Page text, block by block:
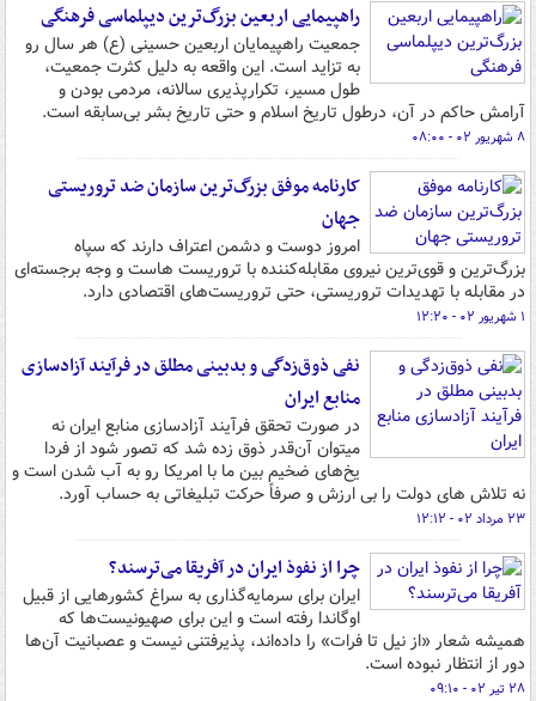
راهپیمایی اربعین بزرگ‌ترین دیپلماسی فرهنگی
جمعیت راهپیمایان اربعین حسینی (ع) هر سال رو
به تزاید است. این واقعه به دلیل کثرت جمعیت،
طول مسیر، تکرارپذیری سالانه، مردمی بودن و
آرامش حاکم در آن، درطول تاریخ اسلام و حتی تاریخ بشر بی‌سابقه است.
۸ شهریور ۰۲ - ۰۸:۰۰
کارنامه موفق بزرگ‌ترین سازمان ضد تروریستی
جهان
امروز دوست و دشمن اعتراف دارند که سپاه
بزرگ‌ترین و قوی‌ترین نیروی مقابله‌کننده با تروریست هاست و وجه برجسته‌ای
در مقابله با تهدیدات تروریستی، حتی تروریست‌های اقتصادی دارد.
۱ شهریور ۰۲ - ۱۲:۲۰
نفی ذوق‌زدگی و بدبینی مطلق در فرآیند آزادسازی
منابع ایران
در صورت تحقق فرآیند آزادسازی منابع ایران نه
میتوان آن‌قدر ذوق زده شد که تصور شود از فردا
یخ‌های ضخیم بین ما با امریکا رو به آب شدن است و
نه تلاش های دولت را بی ارزش و صرفاً حرکت تبلیغاتی به حساب آورد.
۲۳ مرداد ۰۲ - ۱۲:۱۲
چرا از نفوذ ایران در آفریقا می‌ترسند؟
ایران برای سرمایه‌گذاری به سراغ کشورهایی از قبیل
اوگاندا رفته است و این برای صهیونیست‌ها که
همیشه شعار «از نیل تا فرات» را داده‌اند، پذیرفتنی نیست و عصبانیت آن‌ها
دور از انتظار نبوده است.
۲۸ تیر ۰۲ - ۰۹:۱۰